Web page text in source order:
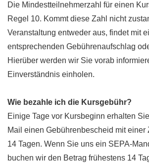
Die Mindestteilnehmerzahl für einen
Regel 10. Kommt diese Zahl nicht
Veranstaltung entweder aus, findet mit
entsprechenden Gebührenaufschlag
Hierüber werden wir Sie vorab
Einverständnis einholen.
Wie bezahle ich die Kursgebühr?
Einige Tage vor Kursbeginn erhalten
Mail einen Gebührenbescheid mit einer
14 Tagen. Wenn Sie uns ein SEPA-
buchen wir den Betrag frühestens 14